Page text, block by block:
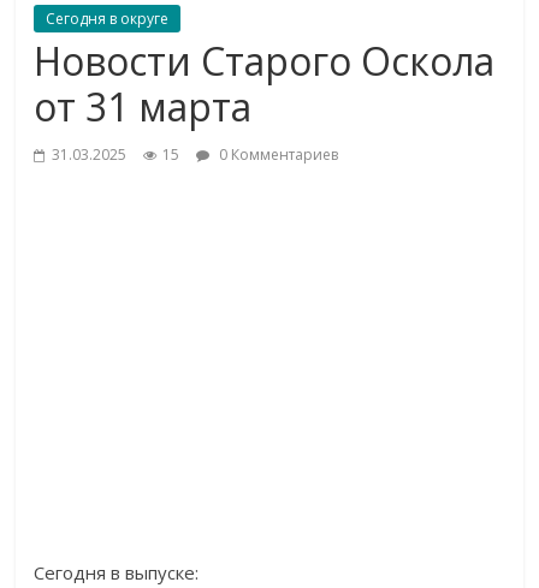
Сегодня в округе
Новости Старого Оскола
от 31 марта
31.03.2025 15 0 Комментариев
Сегодня в выпуске: